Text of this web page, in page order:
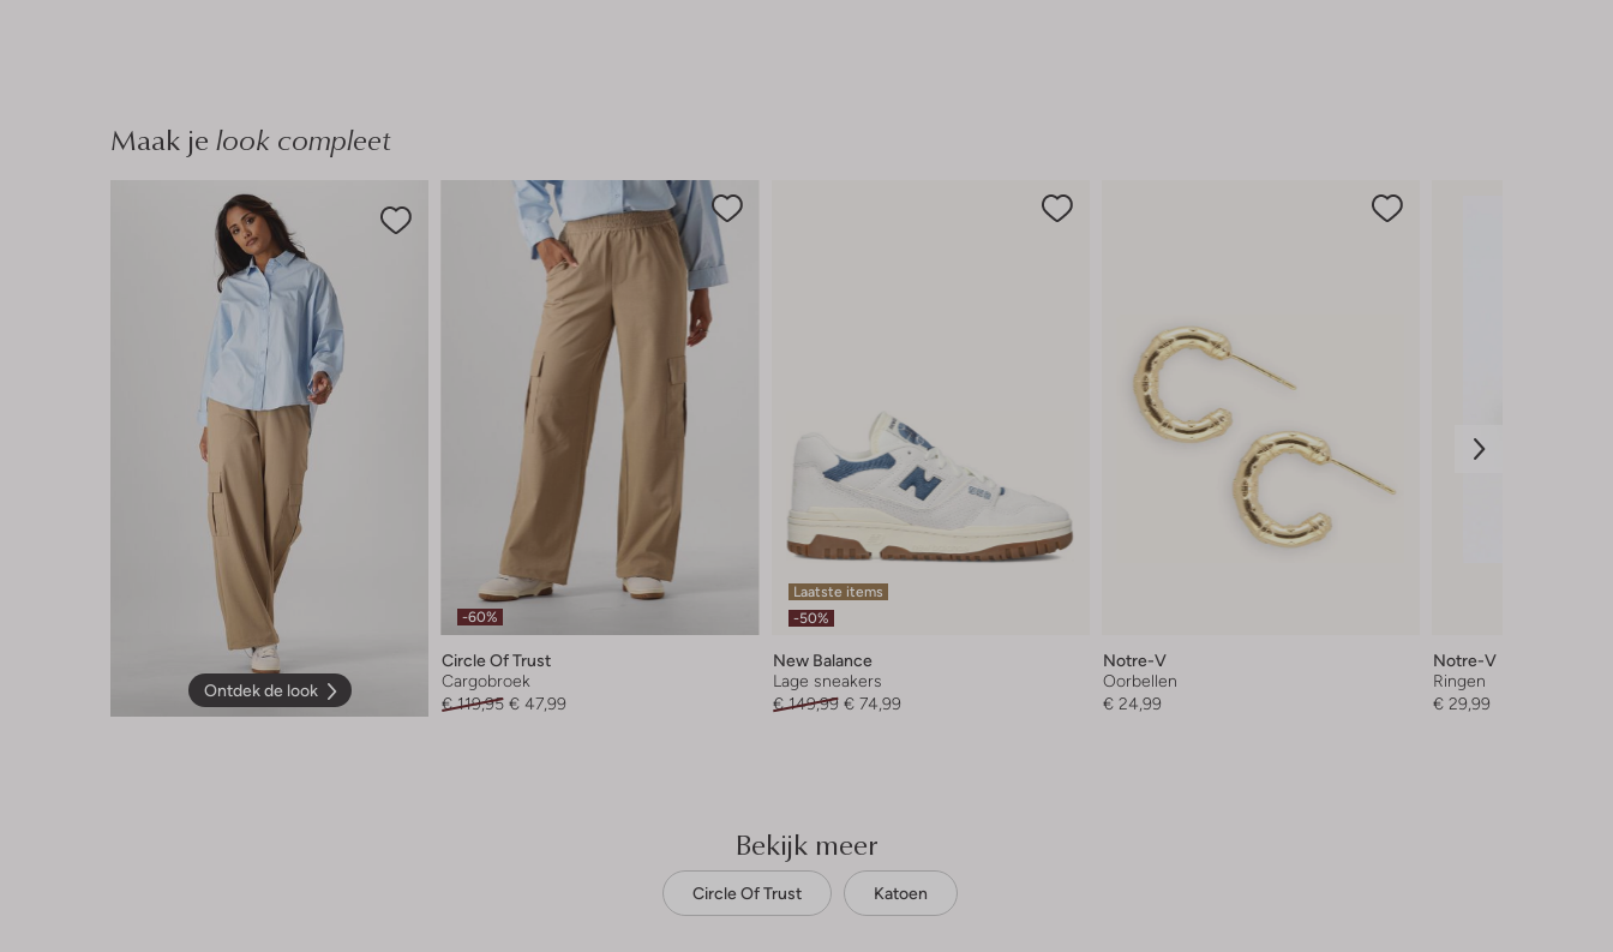
Maak je look compleet
Ontdek de look
-60%
Circle Of Trust
Cargobroek
€ 119,95 € 47,99
Laatste items
-50%
New Balance
Lage sneakers
€ 149,99 € 74,99
Notre-V
Oorbellen
€ 24,99
Notre-V
Ringen
€ 29,99
Bekijk meer
Circle Of Trust Katoen